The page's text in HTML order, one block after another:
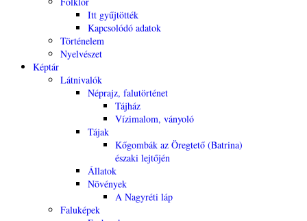
Itt gyűjtötték
Kapcsolódó adatok
Történelem
Nyelvészet
Képtár
Látnivalók
Néprajz, falutörténet
Tájház
Vízimalom, ványoló
Tájak
Kőgombák az Öregtető (Batrina)
északi lejtőjén
Állatok
Növények
A Nagyréti láp
Faluképek